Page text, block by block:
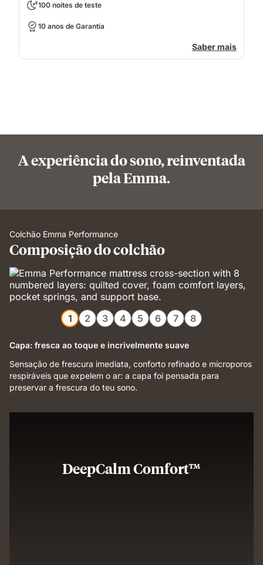
100 noites de teste
10 anos de Garantia
Saber mais
A experiência do sono, reinventada
pela Emma.
Colchão Emma Performance
Composição do colchão
1 2 3 4 5 6 7 8
Capa: fresca ao toque e incrivelmente suave
Sensação de frescura imediata, conforto refinado e microporos
respiráveis que expelem o ar: a capa foi pensada para
preservar a frescura do teu sono.
DeepCalm Comfort™